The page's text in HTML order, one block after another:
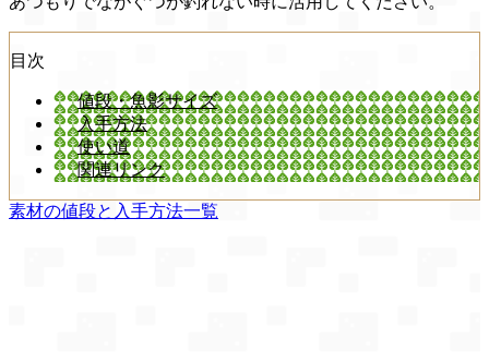
目次
値段・魚影サイズ
入手方法
使い道
関連リンク
素材の値段と入手方法一覧